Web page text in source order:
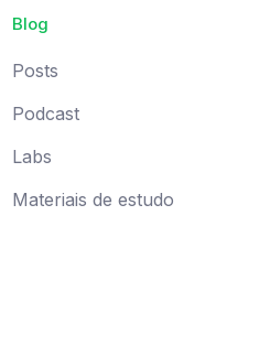
Blog
Posts
Podcast
Labs
Materiais de estudo